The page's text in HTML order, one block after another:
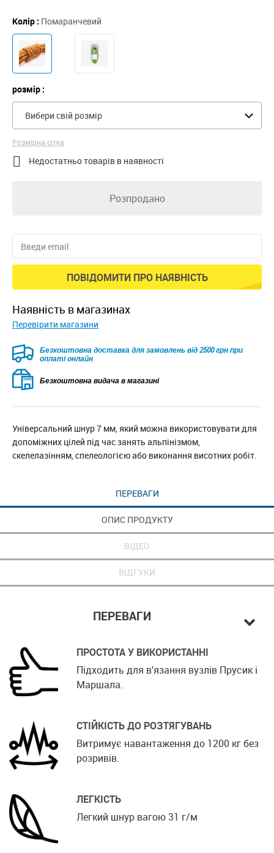
Колір : Помаранчевий
розмір :
Вибери свій розмір
Розмірна сітка
 Недостатньо товарів в наявності
Розпродано
ПОВІДОМИТИ ПРО НАЯВНІСТЬ
наявність в магазинах
Перевірити магазини
Безкоштовна доставка для замовлень від 2500 грн при
оплаті онлайн
Безкоштовна видача в магазині
Універсальний шнур 7 мм, який можна використовувати для
допоміжних цілей під час занять альпінізмом,
скелелазінням, спелеологією або виконання висотних робіт.
ПЕРЕВАГИ
ОПИС ПРОДУКТУ
ВІДЕО
ВІДГУКИ
ПЕРЕВАГИ
ПРОСТОТА У ВИКОРИСТАННІ
Підходить для в'язання вузлів Прусик і
Маршала.
СТІЙКІСТЬ ДО РОЗТЯГУВАНЬ
Витримує навантаження до 1200 кг без
розривів.
ЛЕГКІСТЬ
Легкий шнур вагою 31 г/м